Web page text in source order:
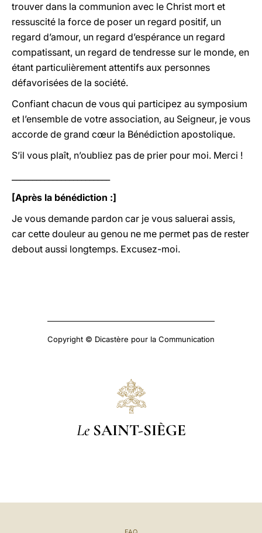
trouver dans la communion avec le Christ mort et
ressuscité la force de poser un regard positif, un
regard d’amour, un regard d’espérance un regard
compatissant, un regard de tendresse sur le monde, en
étant particulièrement attentifs aux personnes
défavorisées de la société.
Confiant chacun de vous qui participez au symposium
et l’ensemble de votre association, au Seigneur, je vous
accorde de grand cœur la Bénédiction apostolique.
S’il vous plaît, n’oubliez pas de prier pour moi. Merci !
[Après la bénédiction :]
Je vous demande pardon car je vous saluerai assis,
car cette douleur au genou ne me permet pas de rester
debout aussi longtemps. Excusez-moi.
Copyright © Dicastère pour la Communication
Le SAINT-SIÈGE